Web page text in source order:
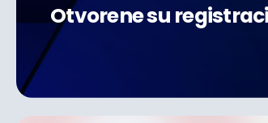
Otvorene su